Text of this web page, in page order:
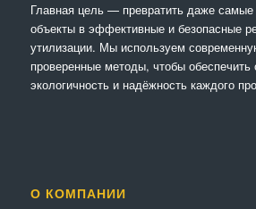
Главная цель — превратить даже
объекты в эффективные и безопасные
утилизации. Мы используем
проверенные методы, чтобы обеспечить
экологичность и надёжность каждого
О КОМПАНИИ